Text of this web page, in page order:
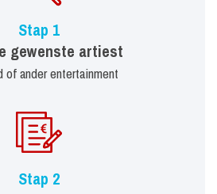
Stap 1
gewenste artiest
of ander entertainment
Stap 2